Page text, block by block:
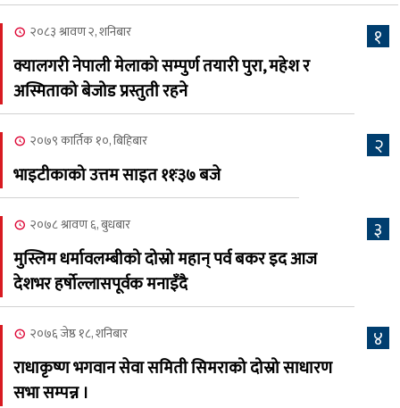
२०८३ श्रावण ६, बुधबार
कामना खबर पत्रिका
७ क्यालगरी नेपाली मेला
२०८३ श्रावण २, शनिबार
८
क्यालगरी नेपाली मेलाको
अस्मिताको बेजोड प्रस्तुती रहने
१
२०८३ श्रावण २, शनिबार
क्यालगरी नेपाली मेलाको सम्पुर्ण तयारी पुरा, महेश र
अस्मिताको बेजोड प्रस्तुती रहने
२
२०७९ कार्तिक १०, बिहिबार
भाइटीकाको उत्तम साइत ११ः३७ बजे
३
२०७८ श्रावण ६, बुधबार
मुस्लिम धर्मावलम्बीको दोस्रो महान् पर्व बकर इद आज
देशभर हर्षोल्लासपूर्वक मनाइँदै
४
२०७६ जेष्ठ १८, शनिबार
राधाकृष्ण भगवान सेवा समिती सिमराको दोस्रो साधारण
सभा सम्पन्न ।